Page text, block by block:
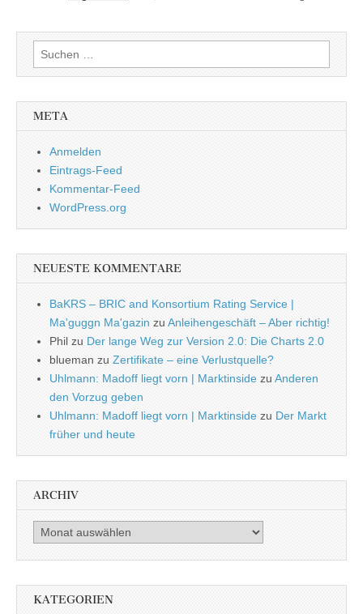
Suchen
nach:
META
Anmelden
Eintrags-Feed
Kommentar-Feed
WordPress.org
NEUESTE KOMMENTARE
BaKRS – BRIC and Konsortium Rating Service |
Ma'guggn Ma'gazin zu Anleihengeschäft – Aber richtig!
Phil zu Der lange Weg zur Version 2.0: Die Charts 2.0
blueman zu Zertifikate – eine Verlustquelle?
Uhlmann: Madoff liegt vorn | Marktinside zu Anderen
den Vorzug geben
Uhlmann: Madoff liegt vorn | Marktinside zu Der Markt
früher und heute
ARCHIV
Archiv
KATEGORIEN